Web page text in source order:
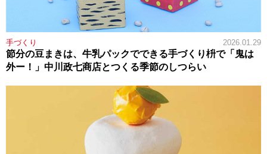
手づくり 2026.01.29
節分の豆まきは、牛乳パックでできる手づくり枡で「鬼は
外ー！」中川政七商店とつくる季節のしつらい